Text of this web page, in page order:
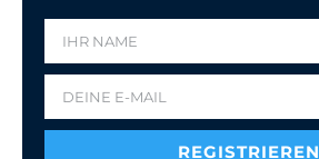
REGISTRIEREN